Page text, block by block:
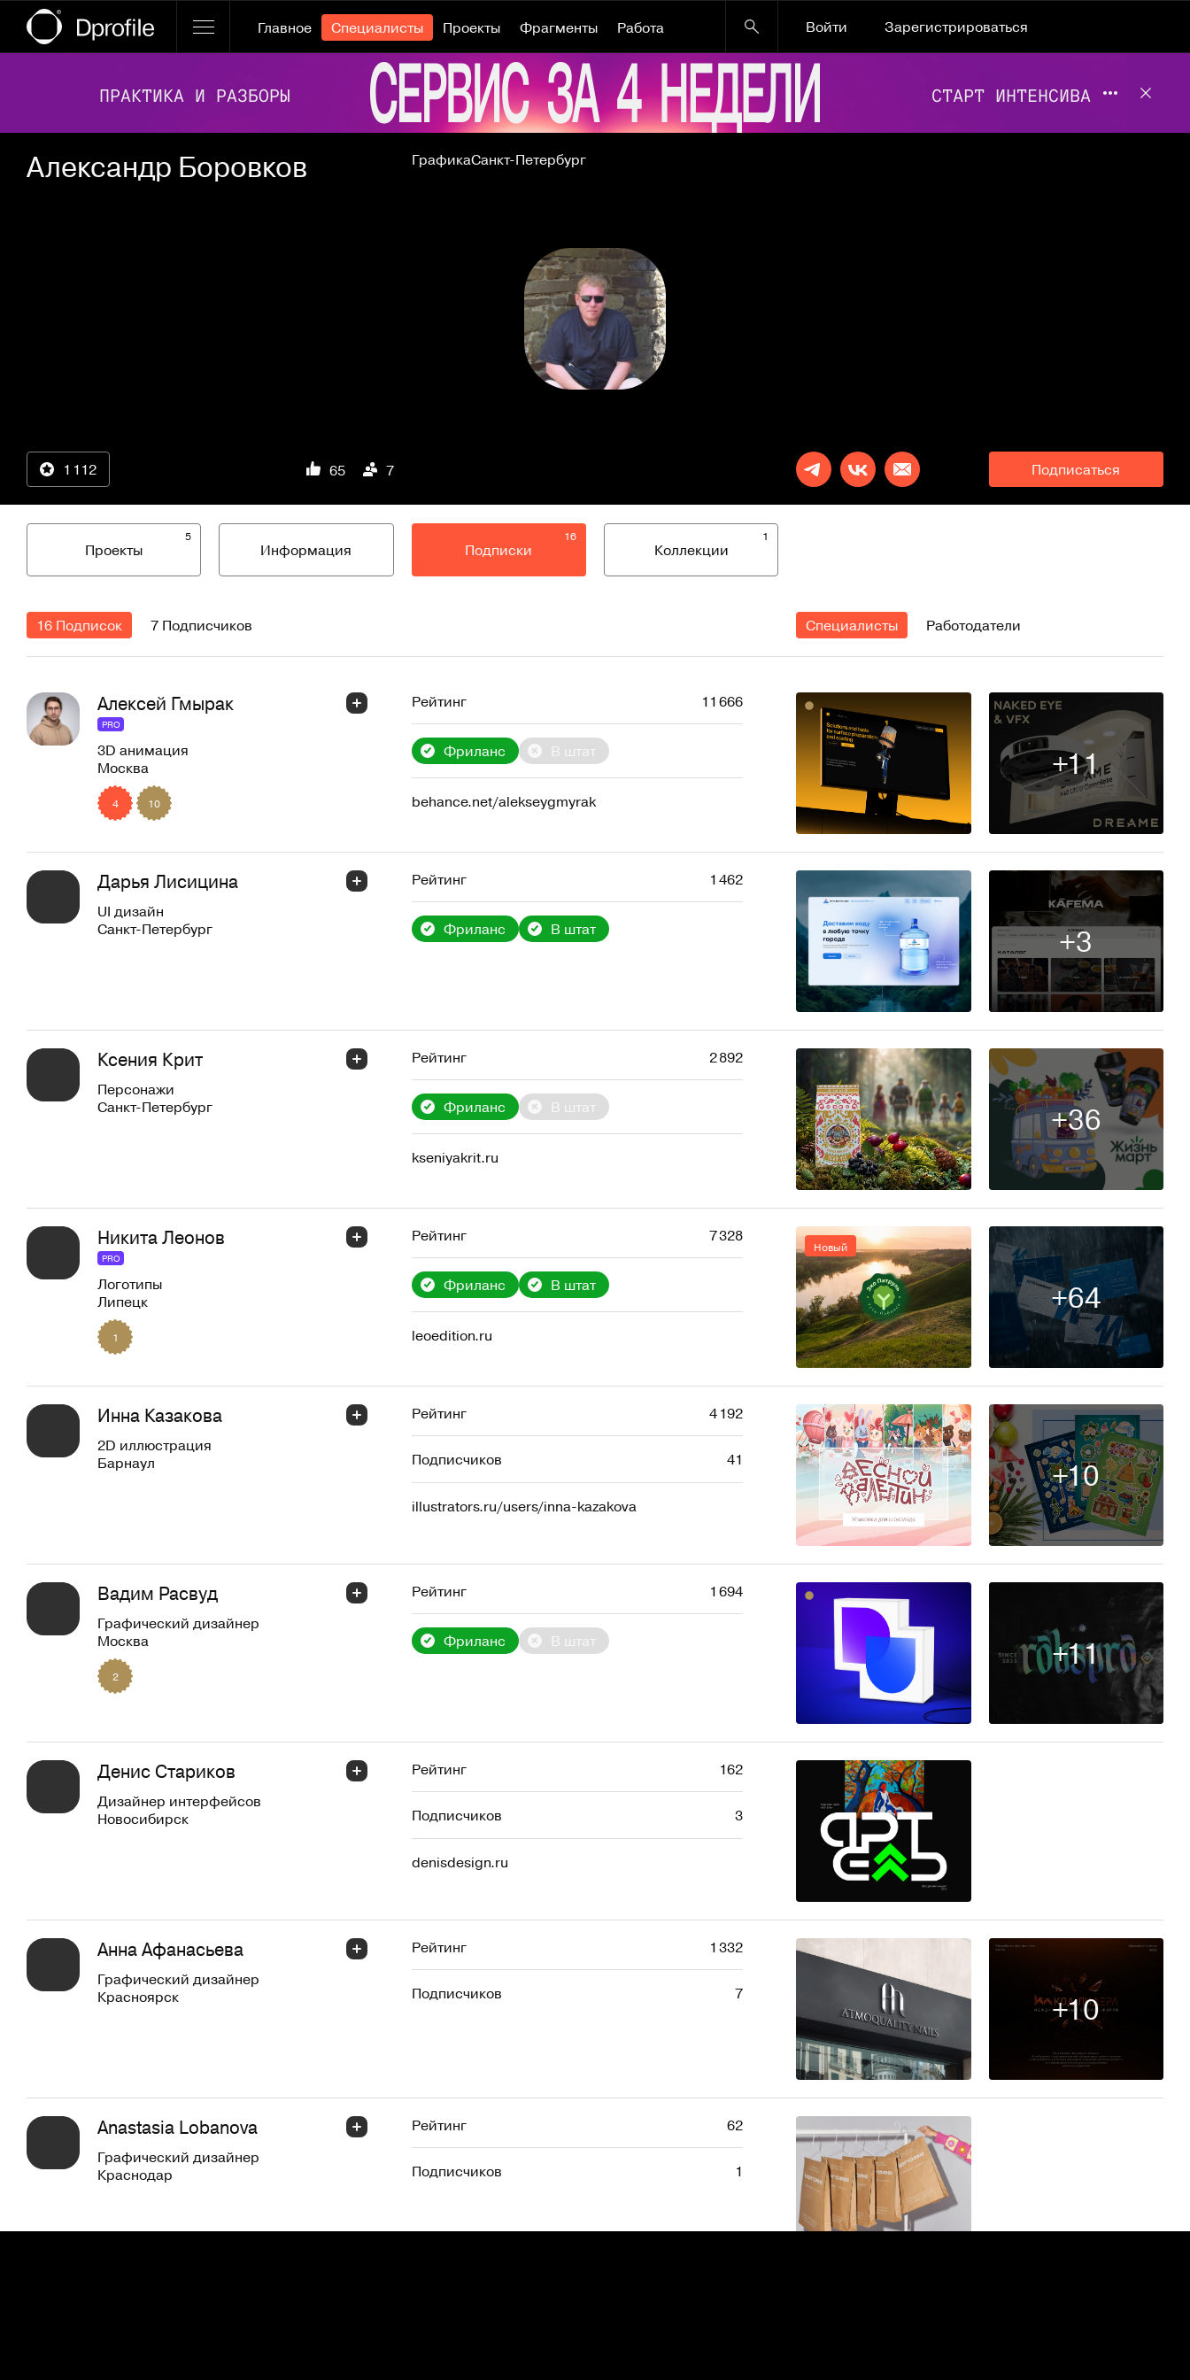
Главное Специалисты Проекты Фрагменты Работа Войти
Зарегистрироваться
Александр Боровков ГрафикаСанкт-Петербург
1 112 65 7 Подписаться
5
Проекты Информация
16
Подписки
1
Коллекции
16 Подписок 7 Подписчиков Специалисты Работодатели
Алексей Гмырак
PRO
3D анимация
Москва
4 10
Рейтинг 11 666
Фриланс В штат
behance.net/alekseygmyrak
+11
Дарья Лисицина
UI дизайн
Санкт-Петербург
Рейтинг 1 462
Фриланс В штат
18
+3
Ксения Крит
Персонажи
Санкт-Петербург
Рейтинг 2 892
Фриланс В штат
kseniyakrit.ru
24
+36
Никита Леонов
PRO
Логотипы
Липецк
1
Рейтинг 7 328
Фриланс В штат
leoedition.ru
Новый
19
+64
Инна Казакова
2D иллюстрация
Барнаул
Рейтинг 4 192
Подписчиков 41
illustrators.ru/users/inna-kazakova
46
+10
Вадим Расвуд
Графический дизайнер
Москва
2
Рейтинг 1 694
Фриланс В штат
56
+11
Денис Стариков
Дизайнер интерфейсов
Новосибирск
Рейтинг 162
Подписчиков 3
denisdesign.ru
13
Анна Афанасьева
Графический дизайнер
Красноярск
Рейтинг 1 332
Подписчиков 7
5
+10
Anastasia Lobanova
Графический дизайнер
Краснодар
Рейтинг 62
Подписчиков 1
14